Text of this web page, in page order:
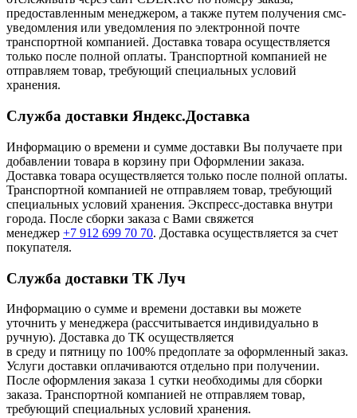
предоставленным менеджером, а также путем получения смс-
уведомления или уведомления по электронной почте
транспортной компанией. Доставка товара осуществляется
только после полной оплаты. Транспортной компанией не
отправляем товар, требующий специальных условий
хранения.
Служба доставки Яндекс.Доставка
Информацию о времени и сумме доставки Вы получаете при
добавлении товара в корзину при Оформлении заказа.
Доставка товара осуществляется только после полной оплаты.
Транспортной компанией не отправляем товар, требующий
специальных условий хранения. Экспресс-доставка внутри
города. После сборки заказа с Вами свяжется
менеджер +7 912 699 70 70. Доставка осуществляется за счет
покупателя.
Служба доставки ТК Луч
Информацию о сумме и времени доставки вы можете
уточнить у менеджера (рассчитывается индивидуально в
ручную). Доставка до ТК осуществляется
в среду и пятницу по 100% предоплате за оформленный заказ.
Услуги доставки оплачиваются отдельно при получении.
После оформления заказа 1 сутки необходимы для сборки
заказа. Транспортной компанией не отправляем товар,
требующий специальных условий хранения.